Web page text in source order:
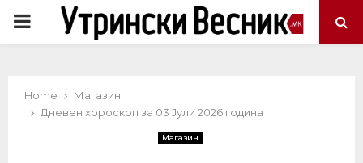
PRIMARY
Home
Магазин
Дневен хороскоп за 03 Јули 2026 година
Магазин